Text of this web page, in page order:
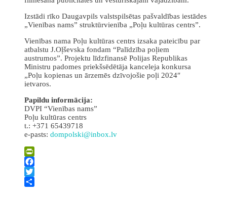
Izstādi rīko Daugavpils valstspilsētas pašvaldības iestādes
„Vienības nams” struktūrvienība „Poļu kultūras centrs”.
Vienības nama Poļu kultūras centrs izsaka pateicību par
atbalstu J.Oļševska fondam “Palīdzība poļiem
austrumos”. Projektu līdzfinansē Polijas Republikas
Ministru padomes priekšsēdētāja kanceleja konkursa
„Poļu kopienas un ārzemēs dzīvojošie poļi 2024″
ietvaros.
Papildu informācija:
DVPI “Vienības nams”
Poļu kultūras centrs
t.: +371 65439718
e-pasts: dompolski@inbox.lv
PrintFriendly
Facebook
Twitter